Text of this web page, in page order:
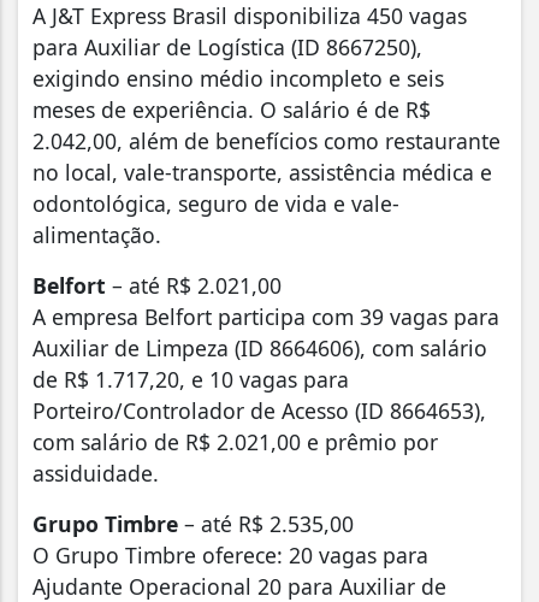
A J&T Express Brasil disponibiliza 450 vagas
para Auxiliar de Logística (ID 8667250),
exigindo ensino médio incompleto e seis
meses de experiência. O salário é de R$
2.042,00, além de benefícios como restaurante
no local, vale-transporte, assistência médica e
odontológica, seguro de vida e vale-
alimentação.
Belfort – até R$ 2.021,00
A empresa Belfort participa com 39 vagas para
Auxiliar de Limpeza (ID 8664606), com salário
de R$ 1.717,20, e 10 vagas para
Porteiro/Controlador de Acesso (ID 8664653),
com salário de R$ 2.021,00 e prêmio por
assiduidade.
Grupo Timbre – até R$ 2.535,00
O Grupo Timbre oferece: 20 vagas para
Ajudante Operacional 20 para Auxiliar de